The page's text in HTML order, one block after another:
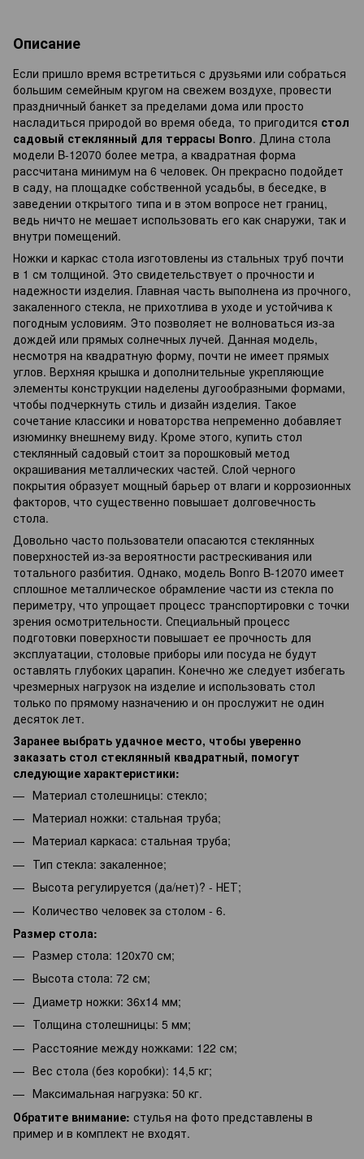
Описание
Если пришло время встретиться с друзьями или собраться
большим семейным кругом на свежем воздухе, провести
праздничный банкет за пределами дома или просто
насладиться природой во время обеда, то пригодится стол
садовый стеклянный для террасы Bonro. Длина стола
модели B-12070 более метра, а квадратная форма
рассчитана минимум на 6 человек. Он прекрасно подойдет
в саду, на площадке собственной усадьбы, в беседке, в
заведении открытого типа и в этом вопросе нет границ,
ведь ничто не мешает использовать его как снаружи, так и
внутри помещений.
Ножки и каркас стола изготовлены из стальных труб почти
в 1 см толщиной. Это свидетельствует о прочности и
надежности изделия. Главная часть выполнена из прочного,
закаленного стекла, не прихотлива в уходе и устойчива к
погодным условиям. Это позволяет не волноваться из-за
дождей или прямых солнечных лучей. Данная модель,
несмотря на квадратную форму, почти не имеет прямых
углов. Верхняя крышка и дополнительные укрепляющие
элементы конструкции наделены дугообразными формами,
чтобы подчеркнуть стиль и дизайн изделия. Такое
сочетание классики и новаторства непременно добавляет
изюминку внешнему виду. Кроме этого, купить стол
стеклянный садовый стоит за порошковый метод
окрашивания металлических частей. Слой черного
покрытия образует мощный барьер от влаги и коррозионных
факторов, что существенно повышает долговечность
стола.
Довольно часто пользователи опасаются стеклянных
поверхностей из-за вероятности растрескивания или
тотального разбития. Однако, модель Bonro B-12070 имеет
сплошное металлическое обрамление части из стекла по
периметру, что упрощает процесс транспортировки с точки
зрения осмотрительности. Специальный процесс
подготовки поверхности повышает ее прочность для
эксплуатации, столовые приборы или посуда не будут
оставлять глубоких царапин. Конечно же следует избегать
чрезмерных нагрузок на изделие и использовать стол
только по прямому назначению и он прослужит не один
десяток лет.
Заранее выбрать удачное место, чтобы уверенно
заказать стол стеклянный квадратный, помогут
следующие характеристики:
Материал столешницы: стекло;
Материал ножки: стальная труба;
Материал каркаса: стальная труба;
Тип стекла: закаленное;
Высота регулируется (да/нет)? - НЕТ;
Количество человек за столом - 6.
Размер стола:
Размер стола: 120х70 см;
Высота стола: 72 см;
Диаметр ножки: 36х14 мм;
Толщина столешницы: 5 мм;
Расстояние между ножками: 122 см;
Вес стола (без коробки): 14,5 кг;
Максимальная нагрузка: 50 кг.
Обратите внимание: стулья на фото представлены в
пример и в комплект не входят.